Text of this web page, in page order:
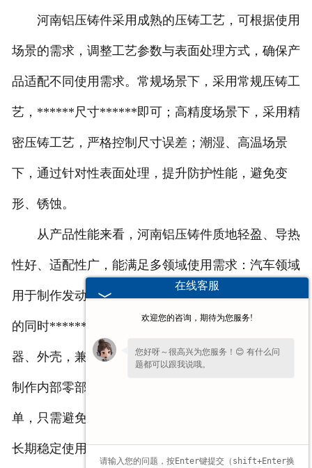
河南铝压铸件采用成熟的压铸工艺，可根据使用
场景的需求，调整工艺参数与表面处理方式，确保产
品适配不同使用需求。常规场景下，采用常规压铸工
艺，******尺寸******即可；高精度场景下，采用精
密压铸工艺，严格控制尺寸误差；潮湿、高温场景
下，通过针对性表面处理，提升防护性能，避免变
形、锈蚀。
从产品性能来看，河南铝压铸件质地轻盈、导热
性好、适配性广，能满足多领域使用需求：汽车领域
用于制作发动机零部件、车身连接件，减轻设备重量
的同时******结构稳定；电子设备领域用于制作散热
器、外壳，兼顾散热性与******装配；家电领域用于
制作内部零部件，适配批量生产需求。日常维护简
单，只需避免挤压、碰撞与潮湿环境，即可确保铸件
长期稳定使用，无需复杂的维护流程。
在线客服
欢迎您的咨询，期待为您服务!
您好呀～很高兴为您服务！😊 有什么问
题都可以跟我说哦。